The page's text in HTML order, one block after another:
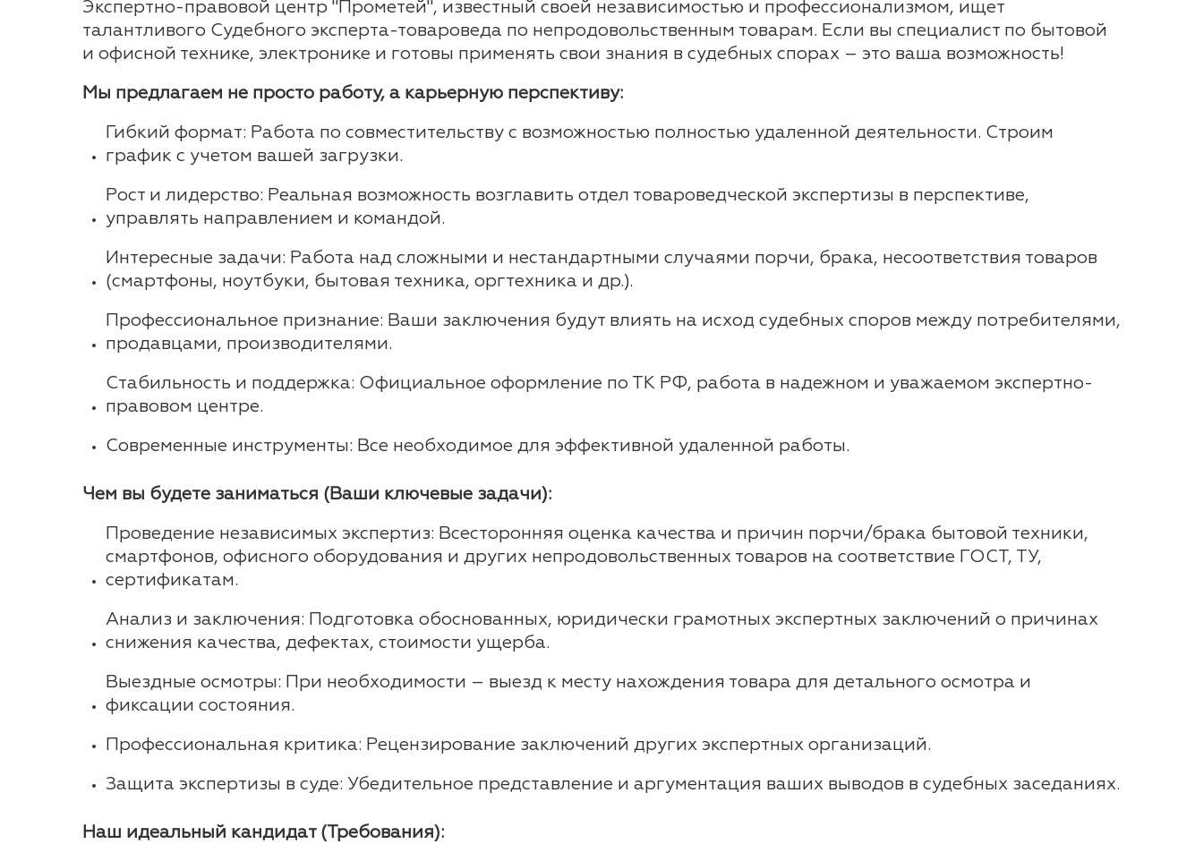
Экспертно-правовой центр "Прометей", известный своей независимостью и профессионализмом, ищет
талантливого Судебного эксперта-товароведа по непродовольственным товарам. Если вы специалист по бытовой
и офисной технике, электронике и готовы применять свои знания в судебных спорах – это ваша возможность!
Мы предлагаем не просто работу, а карьерную перспективу:
Гибкий формат: Работа по совместительству с возможностью полностью удаленной деятельности. Строим
график с учетом вашей загрузки.
Рост и лидерство: Реальная возможность возглавить отдел товароведческой экспертизы в перспективе,
управлять направлением и командой.
Интересные задачи: Работа над сложными и нестандартными случаями порчи, брака, несоответствия товаров
(смартфоны, ноутбуки, бытовая техника, оргтехника и др.).
Профессиональное признание: Ваши заключения будут влиять на исход судебных споров между потребителями,
продавцами, производителями.
Стабильность и поддержка: Официальное оформление по ТК РФ, работа в надежном и уважаемом экспертно-
правовом центре.
Современные инструменты: Все необходимое для эффективной удаленной работы.
Чем вы будете заниматься (Ваши ключевые задачи):
Проведение независимых экспертиз: Всесторонняя оценка качества и причин порчи/брака бытовой техники,
смартфонов, офисного оборудования и других непродовольственных товаров на соответствие ГОСТ, ТУ,
сертификатам.
Анализ и заключения: Подготовка обоснованных, юридически грамотных экспертных заключений о причинах
снижения качества, дефектах, стоимости ущерба.
Выездные осмотры: При необходимости – выезд к месту нахождения товара для детального осмотра и
фиксации состояния.
Профессиональная критика: Рецензирование заключений других экспертных организаций.
Защита экспертизы в суде: Убедительное представление и аргументация ваших выводов в судебных заседаниях.
Наш идеальный кандидат (Требования):